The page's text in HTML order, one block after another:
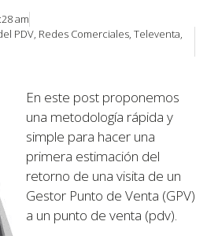
am
PDV, Redes Comerciales, Televenta,
En este post proponemos
una metodología rápida y
simple para hacer una
primera estimación del
retorno de una visita de un
Gestor Punto de Venta (GPV)
a un punto de venta (pdv).